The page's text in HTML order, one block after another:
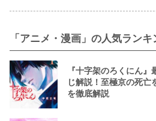
「アニメ・漫画」の人気ランキ
『十字架のろくにん
じ解説！至極京の死
を徹底解説